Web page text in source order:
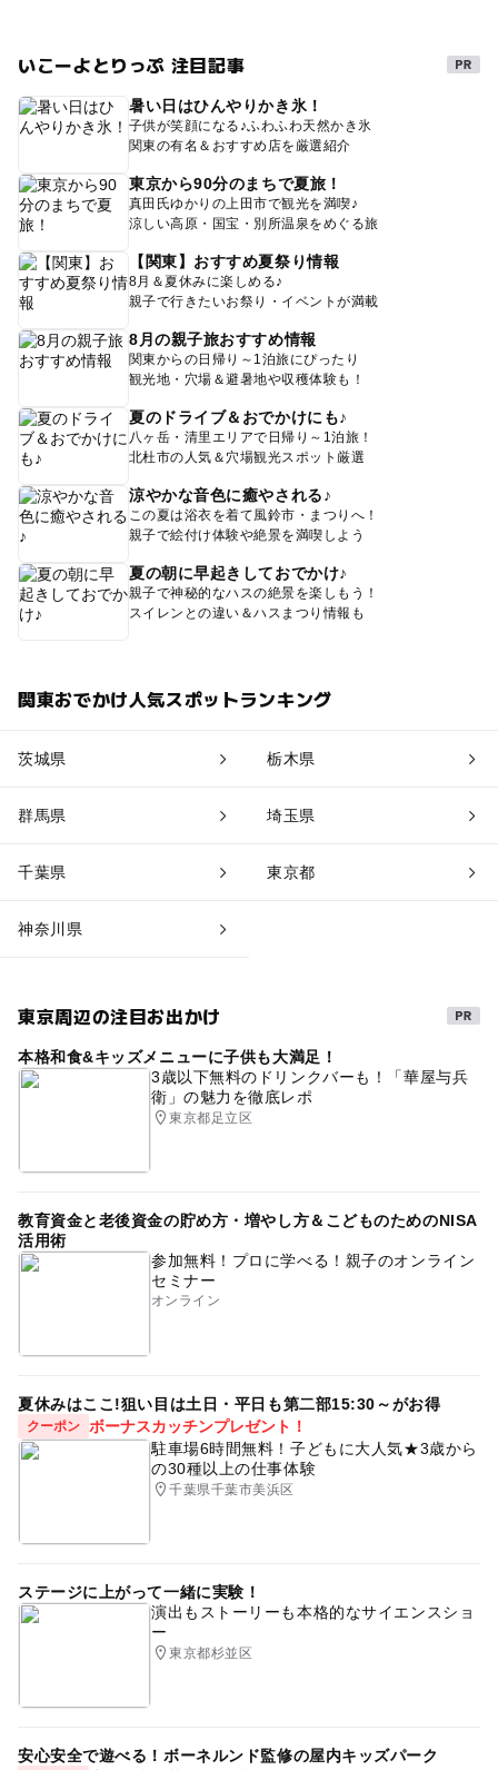
いこーよとりっぷ 注目記事
暑い日はひんやりかき氷！
子供が笑顔になる♪ふわふわ天然かき氷
関東の有名＆おすすめ店を厳選紹介
東京から90分のまちで夏旅！
真田氏ゆかりの上田市で観光を満喫♪
涼しい高原・国宝・別所温泉をめぐる旅
【関東】おすすめ夏祭り情報
8月＆夏休みに楽しめる♪
親子で行きたいお祭り・イベントが満載
8月の親子旅おすすめ情報
関東からの日帰り～1泊旅にぴったり
観光地・穴場＆避暑地や収穫体験も！
夏のドライブ＆おでかけにも♪
八ヶ岳・清里エリアで日帰り～1泊旅！
北杜市の人気＆穴場観光スポット厳選
涼やかな音色に癒やされる♪
この夏は浴衣を着て風鈴市・まつりへ！
親子で絵付け体験や絶景を満喫しよう
夏の朝に早起きしておでかけ♪
親子で神秘的なハスの絶景を楽しもう！
スイレンとの違い＆ハスまつり情報も
関東おでかけ人気スポットランキング
茨城県 栃木県
群馬県 埼玉県
千葉県 東京都
神奈川県
東京周辺の注目お出かけ
本格和食&キッズメニューに子供も大満足！
3歳以下無料のドリンクバーも！「華屋与兵
衛」の魅力を徹底レポ
東京都足立区
教育資金と老後資金の貯め方・増やし方＆こどものためのNISA
活用術
参加無料！プロに学べる！親子のオンライン
セミナー
オンライン
夏休みはここ!狙い目は土日・平日も第二部15:30～がお得
クーポン
ボーナスカッチンプレゼント！
駐車場6時間無料！子どもに大人気★3歳から
の30種以上の仕事体験
千葉県千葉市美浜区
ステージに上がって一緒に実験！
演出もストーリーも本格的なサイエンスショ
ー
東京都杉並区
安心安全で遊べる！ボーネルンド監修の屋内キッズパーク